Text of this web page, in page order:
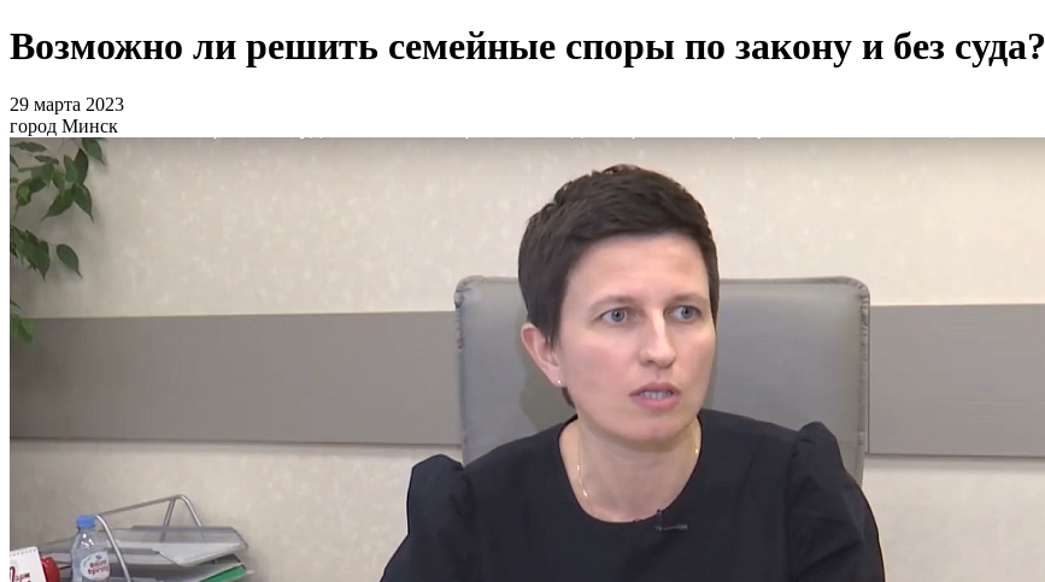
Возможно ли решить семейные споры по закону и без суда?
29 марта 2023
город Минск